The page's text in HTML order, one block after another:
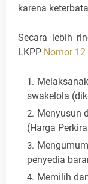
karena
Secara lebih
LKPP Nomor
swakelola
Menyusun
(Harga
penyedia
Memilih